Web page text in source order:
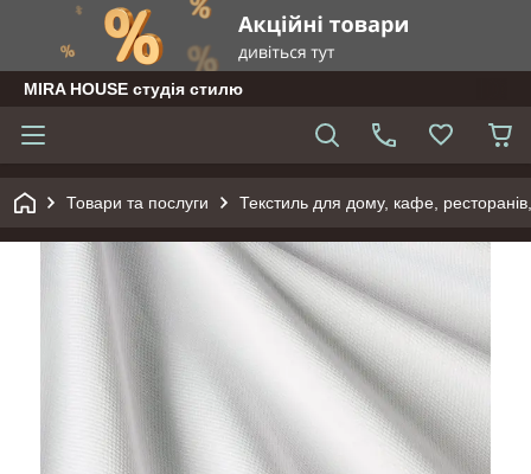
MIRA HOUSE студія стилю
Товари та послуги Текстиль для дому, кафе,